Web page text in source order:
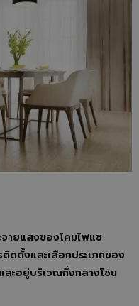
ายแสงของโคมไฟแช
ดตั้งและเลือกประเภทของ
ะอยู่บริเวณกึ่งกลางโซน